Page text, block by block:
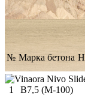
№ Марка бетона
1 В7,5 (М-100)